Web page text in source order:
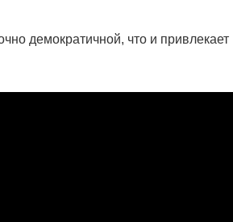
демократичной, что и привлекает